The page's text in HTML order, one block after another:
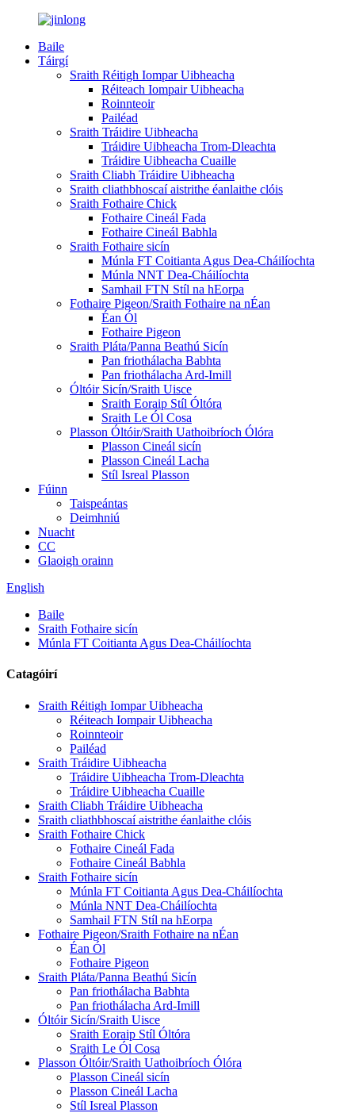
Baile
Táirgí
Sraith Réitigh Iompar Uibheacha
Réiteach Iompair Uibheacha
Roinnteoir
Pailéad
Sraith Tráidire Uibheacha
Tráidire Uibheacha Trom-Dleachta
Tráidire Uibheacha Cuaille
Sraith Cliabh Tráidire Uibheacha
Sraith cliathbhoscaí aistrithe éanlaithe clóis
Sraith Fothaire Chick
Fothaire Cineál Fada
Fothaire Cineál Babhla
Sraith Fothaire sicín
Múnla FT Coitianta Agus Dea-Cháilíochta
Múnla NNT Dea-Cháilíochta
Samhail FTN Stíl na hEorpa
Fothaire Pigeon/Sraith Fothaire na nÉan
Éan Ól
Fothaire Pigeon
Sraith Pláta/Panna Beathú Sicín
Pan friothálacha Babhta
Pan friothálacha Ard-Imill
Óltóir Sicín/Sraith Uisce
Sraith Eoraip Stíl Óltóra
Sraith Le Ól Cosa
Plasson Óltóir/Sraith Uathoibríoch Ólóra
Plasson Cineál sicín
Plasson Cineál Lacha
Stíl Isreal Plasson
Fúinn
Taispeántas
Deimhniú
Nuacht
CC
Glaoigh orainn
English
Baile
Sraith Fothaire sicín
Múnla FT Coitianta Agus Dea-Cháilíochta
Catagóirí
Sraith Réitigh Iompar Uibheacha
Réiteach Iompair Uibheacha
Roinnteoir
Pailéad
Sraith Tráidire Uibheacha
Tráidire Uibheacha Trom-Dleachta
Tráidire Uibheacha Cuaille
Sraith Cliabh Tráidire Uibheacha
Sraith cliathbhoscaí aistrithe éanlaithe clóis
Sraith Fothaire Chick
Fothaire Cineál Fada
Fothaire Cineál Babhla
Sraith Fothaire sicín
Múnla FT Coitianta Agus Dea-Cháilíochta
Múnla NNT Dea-Cháilíochta
Samhail FTN Stíl na hEorpa
Fothaire Pigeon/Sraith Fothaire na nÉan
Éan Ól
Fothaire Pigeon
Sraith Pláta/Panna Beathú Sicín
Pan friothálacha Babhta
Pan friothálacha Ard-Imill
Óltóir Sicín/Sraith Uisce
Sraith Eoraip Stíl Óltóra
Sraith Le Ól Cosa
Plasson Óltóir/Sraith Uathoibríoch Ólóra
Plasson Cineál sicín
Plasson Cineál Lacha
Stíl Isreal Plasson